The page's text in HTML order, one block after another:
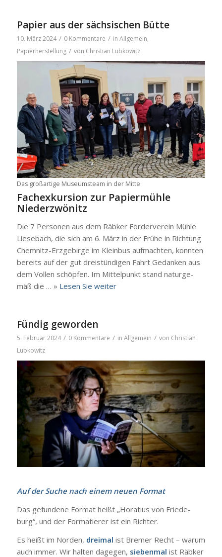
Papier aus der sächsischen Bütte
10. März 2024 / 0 Kommentare / in Allgemein,
Papierherstellung / von Christian Lubkowitz
Das groß­ar­ti­ge Muse­ums­team in der Mit­te
Fach­ex­kur­si­on zur Papier­müh­le
Niederzwönitz
Die 7 Per­so­nen aus dem Räb­ker För­der­ver­ein Müh­le
Liesebach, die sich am 6. März in der Frü­he in Rich­tung
Che­m­­nitz-Erz­­ge­­bir­­ge im Klein­bus auf­mach­ten, konn­ten
bereits auf der gut drei­stün­di­gen Fahrt Gedan­ken aus
dem Vol­len schöp­fen. Im Mit­tel­punkt stand natur­ge­
mäß die … » Lesen Sie wei­ter
Fündig geworden
5. Februar 2024 / 0 Kommentare / in Allgemein / von Christian
Lubkowitz
Auf der Suche nach einem neu­en For­mat
Das gefun­de­ne For­mat heißt „Hora­ti­us von Frie­de­
burg“, und der For­ma­tie­rer ist ein Rich­ter.
Es heißt im Nor­den, drei­mal ist Bre­mer Recht – war­um
auch immer. Wir hal­ten dage­gen, sie­ben­mal ist Räb­ker